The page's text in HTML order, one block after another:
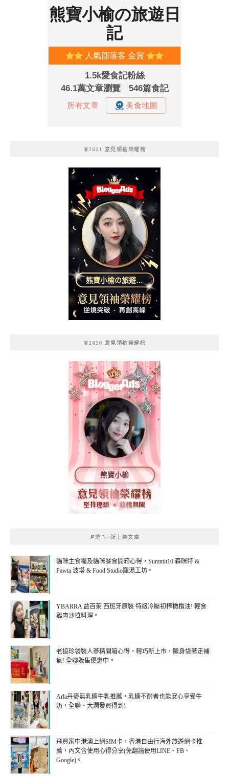
🧚2021 意見領袖榮耀榜
熊寶小榆の旅遊日
記
🧚2020 意見領袖榮耀榜
熊寶小榆
🔎燒ㄟ~新上架文章
貓咪主食糧及貓咪餐食開箱心得，Summit10 森咪特 &
Pawta 波塔 & Food Studio寵湯工坊。
YBARRA 益百萊 西班牙原裝 特級冷壓初榨橄欖油! 輕食
雞肉沙拉料理。
老協珍袋裝人蔘精開箱心得，輕巧新上市，隨身袋著走補
氣! 全聯販售優惠中。
Arla丹麥無乳糖牛乳推薦，乳糖不耐者也能安心享受牛
奶，全聯、大潤發買得到!
飛買家中港澳上網SIM卡，香港自由行海外旅遊網卡推
薦，內文含使用心得分享(免翻牆使用LINE、FB、
Google)。